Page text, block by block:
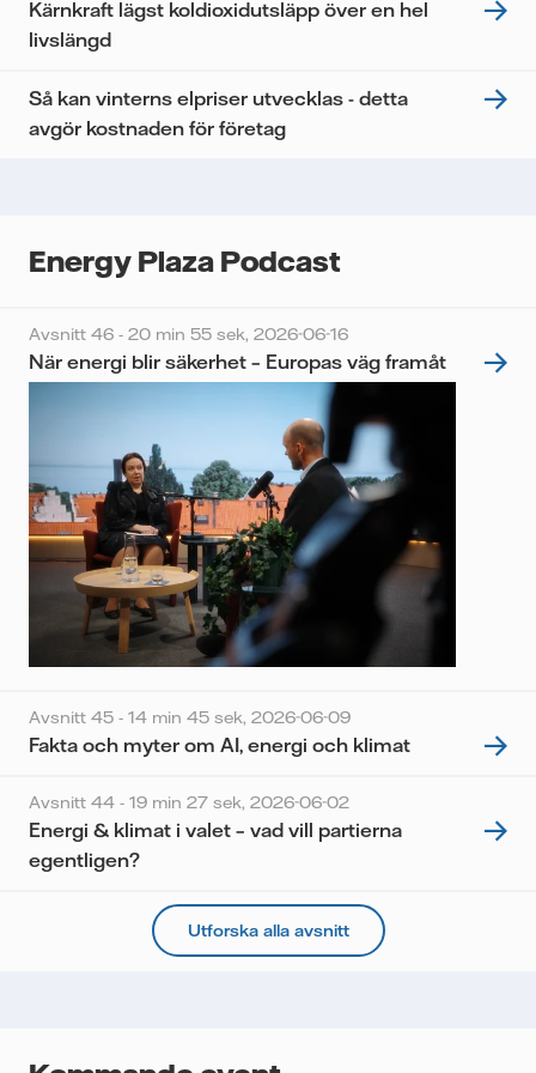
Kärnkraft lägst koldioxidutsläpp över en hel
livslängd
Så kan vinterns elpriser utvecklas - detta
avgör kostnaden för företag
Energy Plaza Podcast
Avsnitt 46 - 20 min 55 sek, 2026-06-16
När energi blir säkerhet – Europas väg framåt
Avsnitt 45 - 14 min 45 sek, 2026-06-09
Fakta och myter om AI, energi och klimat
Avsnitt 44 - 19 min 27 sek, 2026-06-02
Energi & klimat i valet – vad vill partierna
egentligen?
Utforska alla avsnitt